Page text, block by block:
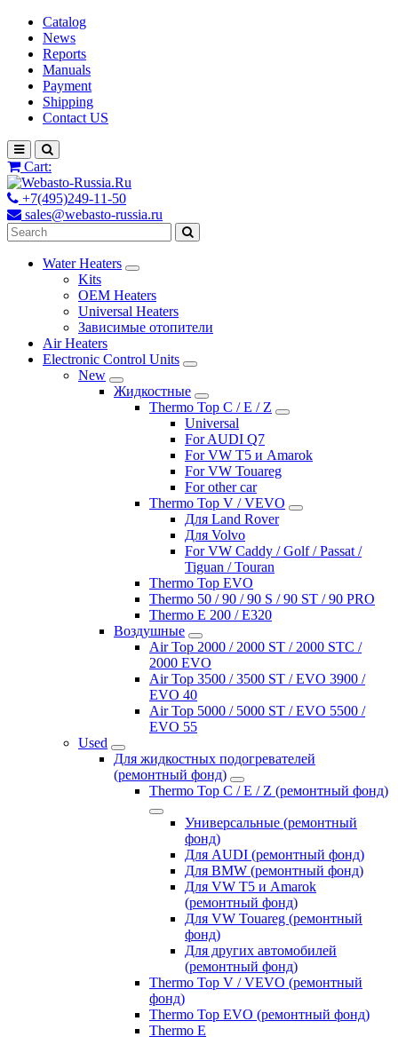
Catalog
News
Reports
Manuals
Payment
Shipping
Contact US
Cart:
+7(495)249-11-50
sales@webasto-russia.ru
Water Heaters
Kits
OEM Heaters
Universal Heaters
Зависимые отопители
Air Heaters
Electronic Control Units
New
Жидкостные
Thermo Top C / E / Z
Universal
For AUDI Q7
For VW T5 и Amarok
For VW Touareg
For other car
Thermo Top V / VEVO
Для Land Rover
Для Volvo
For VW Caddy / Golf / Passat /
Tiguan / Touran
Thermo Top EVO
Thermo 50 / 90 / 90 S / 90 ST / 90 PRO
Thermo E 200 / E320
Воздушные
Air Top 2000 / 2000 ST / 2000 STC /
2000 EVO
Air Top 3500 / 3500 ST / EVO 3900 /
EVO 40
Air Top 5000 / 5000 ST / EVO 5500 /
EVO 55
Used
Для жидкостных подогревателей
(ремонтный фонд)
Thermo Top C / E / Z (ремонтный фонд)
Универсальные (ремонтный
фонд)
Для AUDI (ремонтный фонд)
Для BMW (ремонтный фонд)
Для VW T5 и Amarok
(ремонтный фонд)
Для VW Touareg (ремонтный
фонд)
Для других автомобилей
(ремонтный фонд)
Thermo Top V / VEVO (ремонтный
фонд)
Thermo Top EVO (ремонтный фонд)
Thermo E